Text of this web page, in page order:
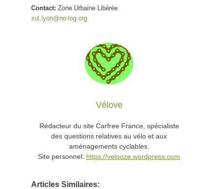
Contact: Zone Urbaine Libérée
zul.lyon@no-log.org
Vélove
Rédacteur du site Carfree France, spécialiste
des questions relatives au vélo et aux
aménagements cyclables.
Site personnel: https://velooze.wordpress.com
Articles Similaires: